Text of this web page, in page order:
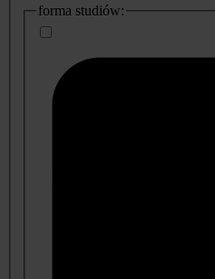
dodatkowe
informacje
forma studiów: